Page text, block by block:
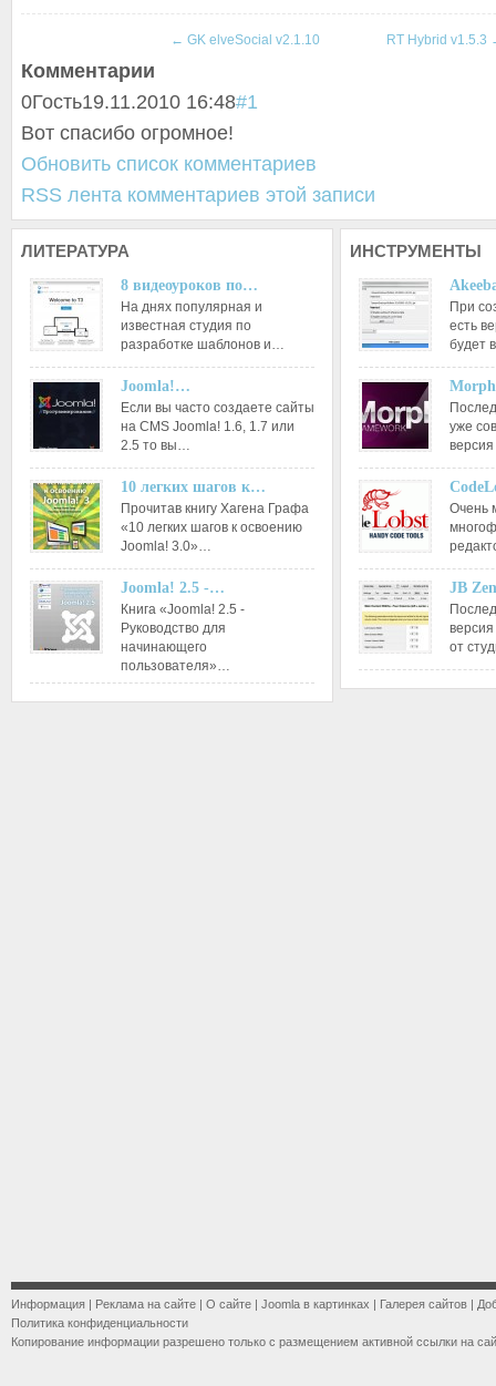
← GK elveSocial v2.1.10 RT Hybrid v1.5.3
Комментарии
0Гость19.11.2010 16:48#1
Вот спасибо огромное!
Обновить список комментариев
RSS лента комментариев этой записи
ЛИТЕРАТУРА
8 видеоуроков по…
На днях популярная и
известная студия по
разработке шаблонов и…
Joomla!…
Если вы часто создаете сайты
на CMS Joomla! 1.6, 1.7 или
2.5 то вы…
10 легких шагов к…
Прочитав книгу Хагена Графа
«10 легких шагов к освоению
Joomla! 3.0»…
Joomla! 2.5 -…
Книга «Joomla! 2.5 -
Руководство для
начинающего
пользователя»…
ИНСТРУМЕНТЫ
При
есть
будет
уже
Очень
JB
от
Информация | Реклама на сайте | О сайте | Joomla в картинках | Галерея сайтов |
Политика конфиденциальности
Копирование информации разрешено только с размещением активной ссылки на